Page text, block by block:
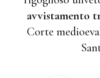
avvistamento
Corte